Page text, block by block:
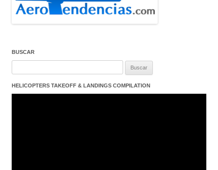
BUSCAR
HELICOPTERS TAKEOFF & LANDINGS COMPILATION